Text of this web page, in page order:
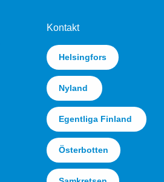
Kontakt
Helsingfors
Nyland
Egentliga Finland
Österbotten